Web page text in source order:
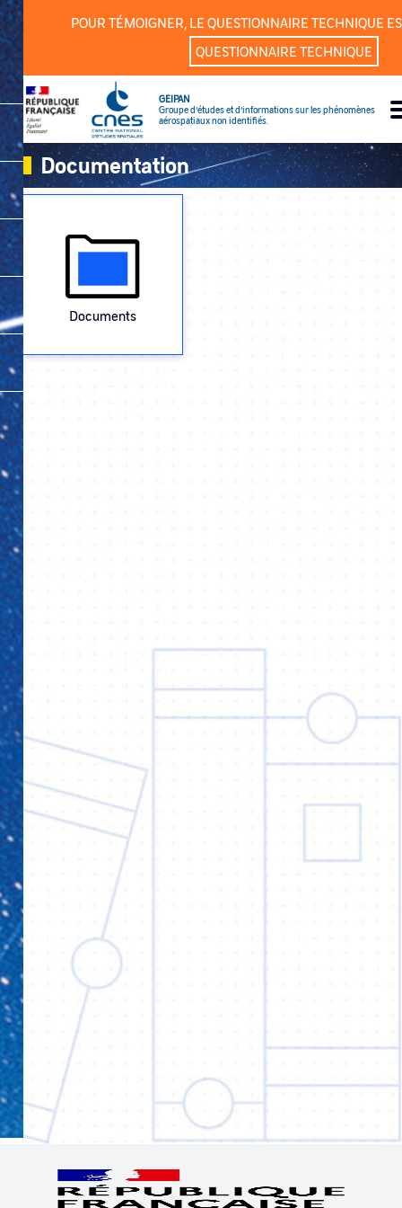
Cookies management panel
POUR TÉMOIGNER, LE QUESTIONNAIRE TECHNIQUE
QUESTIONNAIRE TECHNIQUE
GEIPAN
Groupe d’études et d’informations sur les phénomènes
aérospatiaux non identifiés.
Documentation
Documents